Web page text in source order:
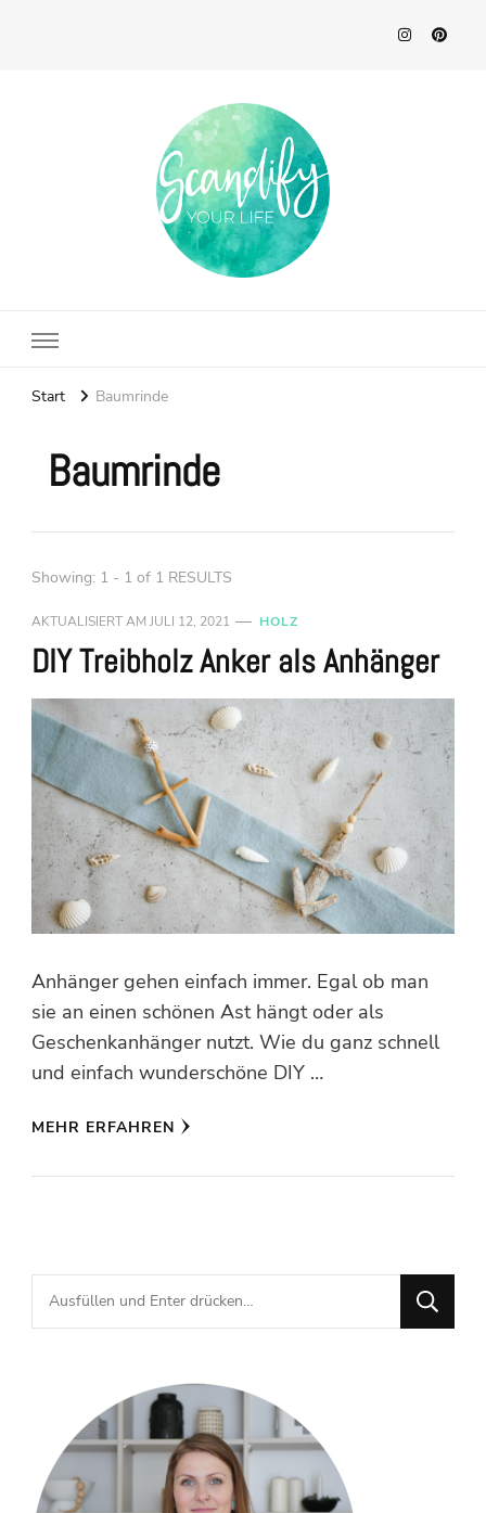
Start Baumrinde
Baumrinde
Showing: 1 - 1 of 1 RESULTS
AKTUALISIERT AM JULI 12, 2021 HOLZ
DIY Treibholz Anker als Anhänger
Anhänger gehen einfach immer. Egal ob man
sie an einen schönen Ast hängt oder als
Geschenkanhänger nutzt. Wie du ganz schnell
und einfach wunderschöne DIY …
MEHR ERFAHREN
Suchst
du